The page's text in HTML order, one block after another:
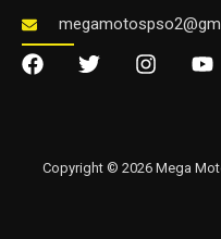
Copyright © 2026 Mega